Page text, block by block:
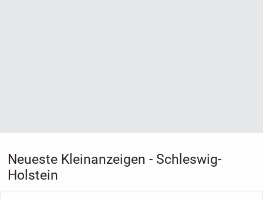
Neueste Kleinanzeigen - Schleswig-
Holstein